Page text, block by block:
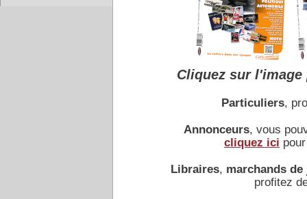
Accueil | Conseiller à un
Cliquez sur
Particuliers,
Annonceurs, vous
cliquez ici
Libraires, marchands de
profitez